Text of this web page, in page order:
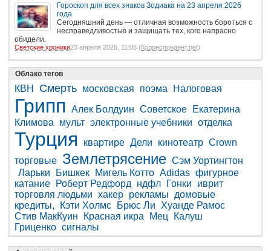
Гороскоп для всех знаков Зодиака на 23 апреля 2026
года
Сегодняшний день — отличная возможность бороться с
несправедливостью и защищать тех, кого напрасно
обидели.
Светские хроники23 апреля 2026, 11:05 (Корреспондент.net)
Облако тегов
КВН Смерть московская поэма Налоговая
Грипп Алек Болдуин Советское
Екатерина
Климова
мульт электронные учебники отделка
Турция квартире Дели кинотеатр Crown
торговые Землетрясение Сэм Уортингтон
Ларьки
Бишкек Мигель Котто Adidas фигурное
катание
Роберт Редфорд ндфл Гонки
иврит
торговля людьми хакер рекламы
домовые
кредиты,
Кэти Холмс Брюс Ли
Хуанде Рамос
Стив МакКуин
Красная икра Мец
Калуш
Гриценко сигналы